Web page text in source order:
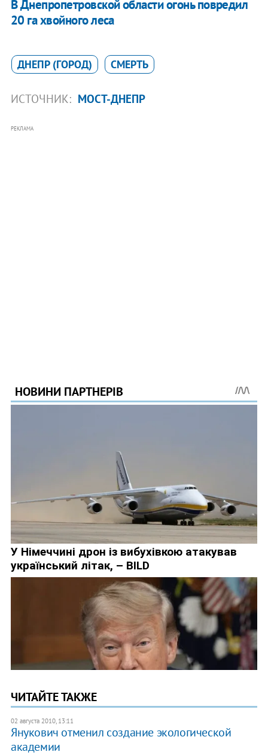
В Днепропетровской области огонь повредил
20 га хвойного леса
ДНЕПР (ГОРОД) СМЕРТЬ
ИСТОЧНИК: МОСТ-ДНЕПР
РЕКЛАМА
ЧИТАЙТЕ ТАКЖЕ
02 августа 2010, 13:11
Янукович отменил создание экологической
академии